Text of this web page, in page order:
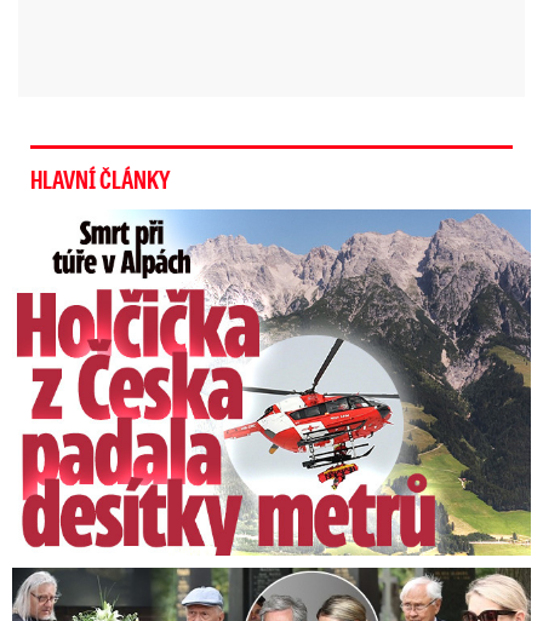
HLAVNÍ ČLÁNKY
Smrt Češky v Alpách: Zemřela při túře s rodiči
Speciální řečníci nad rakví Laurina: Rozbrečeli i dceru